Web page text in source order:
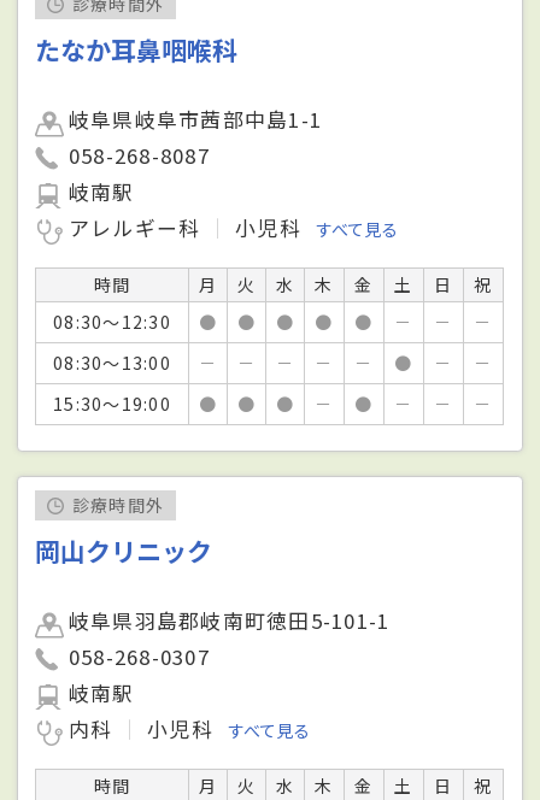
たなか耳鼻咽喉科
岐阜県岐阜市茜部中島1-1
058-268-8087
岐南駅
アレルギー科
小児科 すべて見る
時間 月 火 水 木 金 土 日
祝
08:30～12:30
● ● ● ● ● － －
－
08:30～13:00
－ － － － － ● －
－
15:30～19:00
● ● ● － ● － － －
診療時間外
岡山クリニック
岐阜県羽島郡岐南町徳田5-101-1
058-268-0307
岐南駅
内科
小児科 すべて見る
時間 月 火 水 木 金 土 日
祝